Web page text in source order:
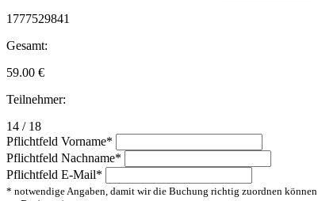
1777529841
Gesamt:
59.00 €
Teilnehmer:
14 / 18
Pflichtfeld Vorname*
Pflichtfeld Nachname*
Pflichtfeld E-Mail*
* notwendige Angaben, damit wir die Buchung richtig zuordnen können